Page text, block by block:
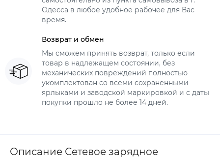
Одесса в любое удобное рабочее для Вас
время.
Возврат и обмен
Мы сможем принять возврат, только если
товар в надлежащем состоянии, без
механических повреждений полностью
укомплектован со всеми сохраненными
ярлыками и заводской маркировкой и с даты
покупки прошло не более 14 дней.
Описание Сетевое зарядное